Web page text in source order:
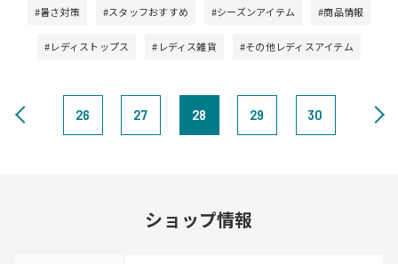
#暑さ対策 #スタッフおすすめ #シーズンアイテム #商品情報
#レディストップス #レディス雑貨 #その他レディスアイテム
26 27 28 29 30
ショップ情報